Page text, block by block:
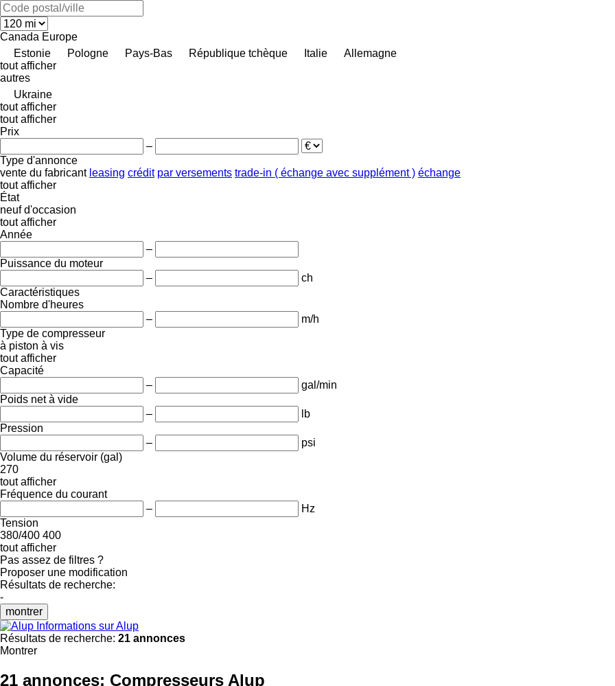
Canada Europe
Estonie
Pologne Pays-Bas République tchèque Italie
Allemagne
tout afficher
autres
Ukraine
tout afficher
tout afficher
Prix
–
Type d'annonce
vente du fabricant leasing crédit par versements trade-in ( échange avec supplément ) échange
tout afficher
État
neuf d'occasion
tout afficher
Année
–
Puissance du moteur
–
ch
Caractéristiques
Nombre d'heures
–
m/h
Type de compresseur
à piston à vis
tout afficher
Capacité
–
gal/min
Poids net à vide
–
lb
Pression
–
psi
Volume du réservoir (gal)
270
tout afficher
Fréquence du courant
–
Hz
Tension
380/400 400
tout afficher
Pas assez de filtres ?
Proposer une modification
Résultats de recherche:
-
montrer
Informations sur Alup
Résultats de recherche: 21 annonces
Montrer
21 annonces: Compresseurs Alup